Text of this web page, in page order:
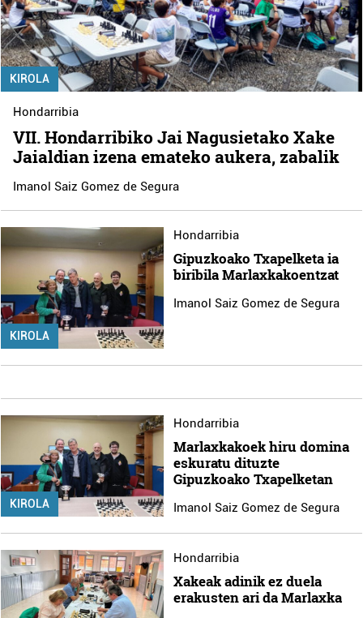
KIROLA
Hondarribia
VII. Hondarribiko Jai Nagusietako Xake
Jaialdian izena emateko aukera, zabalik
Imanol Saiz Gomez de Segura
KIROLA
Hondarribia
Gipuzkoako Txapelketa ia
biribila Marlaxkakoentzat
Imanol Saiz Gomez de Segura
KIROLA
Hondarribia
Marlaxkakoek hiru domina
eskuratu dituzte
Gipuzkoako Txapelketan
Imanol Saiz Gomez de Segura
Hondarribia
Xakeak adinik ez duela
erakusten ari da Marlaxka